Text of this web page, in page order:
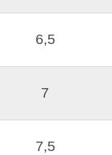
6,5
7
7,5